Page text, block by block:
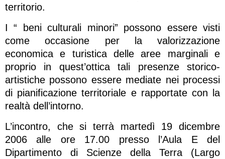
territorio.
I “ beni culturali minori” possono essere visti
come occasione per la valorizzazione
economica e turistica delle aree marginali e
proprio in quest’ottica tali presenze storico-
artistiche possono essere mediate nei processi
di pianificazione territoriale e rapportate con la
realtà dell’intorno.
L’incontro, che si terrà martedì 19 dicembre
2006 alle ore 17.00 presso l’Aula E del
Dipartimento di Scienze della Terra (Largo